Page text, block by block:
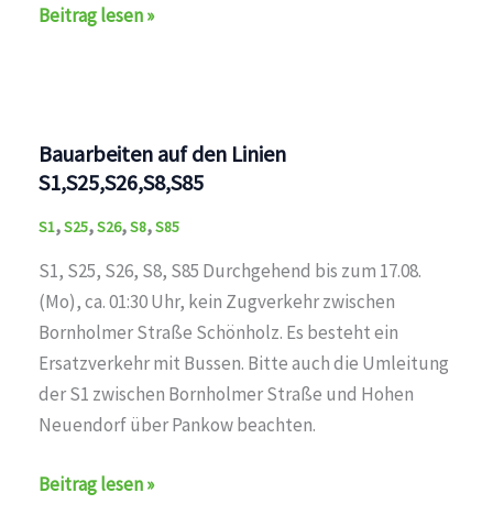
Verspätungen
Beitrag lesen »
Bauarbeiten auf den Linien
S1,S25,S26,S8,S85
S1,S25,S26,S8,S85
S1, S25, S26, S8, S85 Durchgehend bis zum 17.08.
(Mo), ca. 01:30 Uhr, kein Zugverkehr zwischen
Bornholmer Straße Schönholz. Es besteht ein
Ersatzverkehr mit Bussen. Bitte auch die Umleitung
der S1 zwischen Bornholmer Straße und Hohen
Neuendorf über Pankow beachten.
Bauarbeiten
Beitrag lesen »